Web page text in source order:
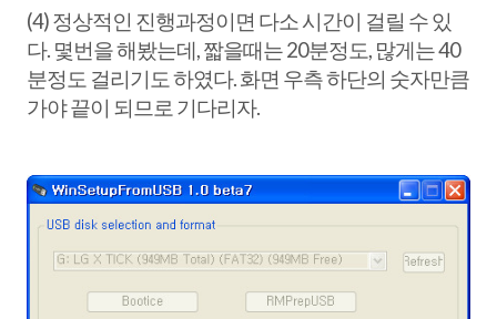
(4) 정상적인 진행과정이면 다소 시간이 걸릴 수 있
다. 몇번을 해봤는데, 짧을때는 20분정도, 많게는 40
분정도 걸리기도 하였다. 화면 우측 하단의 숫자만큼
가야 끝이 되므로 기다리자.